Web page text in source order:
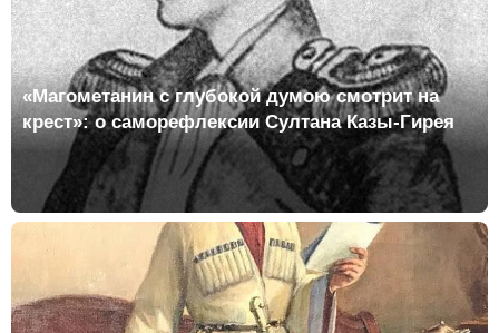
«Магометанин с глубокой думою смотрит на
крест»: о саморефлексии Султана Казы-Гирея